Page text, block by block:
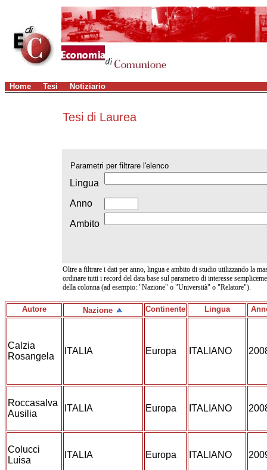
Home Tesi Notiziario
Tesi di Laurea
Parametri per filtrare l'elenco
Lingua
Anno
Ambito
Oltre a filtrare i dati per anno, lingua e ambito di studio utilizzando la
ordinare tutti i record del data base sul parametro di interesse
della colonna (ad esempio: "Nazione" o "Università" o "Relatore").
Autore Nazione Continente Lingua
Calzia
Rosangela
ITALIA Europa ITALIANO
Roccasalva
Ausilia
ITALIA Europa ITALIANO
Colucci
Luisa
ITALIA Europa ITALIANO